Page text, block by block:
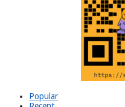
Popular